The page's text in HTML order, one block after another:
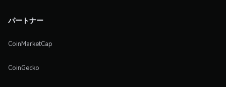
パートナー
CoinMarketCap
CoinGecko